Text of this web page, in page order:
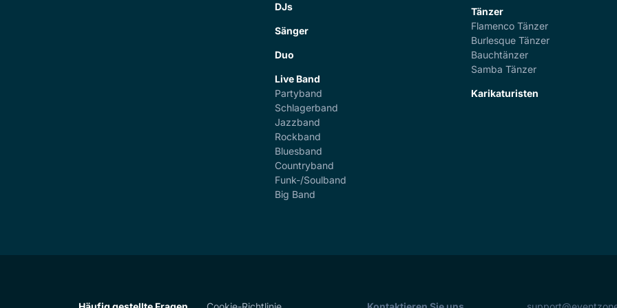
DJs
Sänger
Duo
Live Band
Partyband
Schlagerband
Jazzband
Rockband
Bluesband
Countryband
Funk-/Soulband
Big Band
Tänzer
Flamenco Tänzer
Burlesque Tänzer
Bauchtänzer
Samba Tänzer
Karikaturisten